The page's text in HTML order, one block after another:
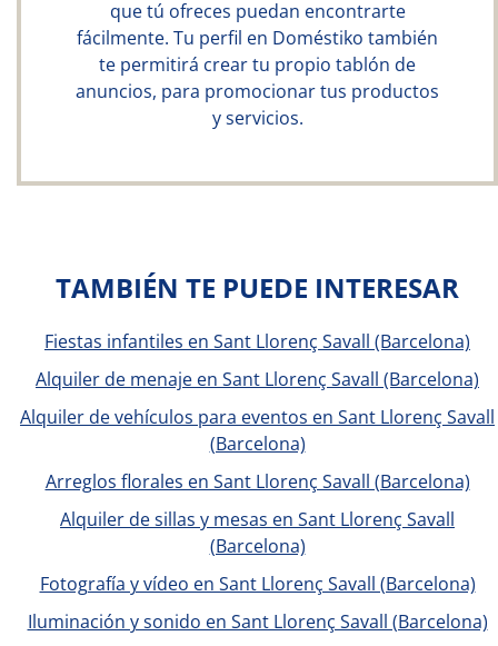
que tú ofreces puedan encontrarte
fácilmente. Tu perfil en Doméstiko también
te permitirá crear tu propio tablón de
anuncios, para promocionar tus productos
y servicios.
TAMBIÉN TE PUEDE INTERESAR
Fiestas infantiles en Sant Llorenç Savall (Barcelona)
Alquiler de menaje en Sant Llorenç Savall (Barcelona)
Alquiler de vehículos para eventos en Sant Llorenç Savall
(Barcelona)
Arreglos florales en Sant Llorenç Savall (Barcelona)
Alquiler de sillas y mesas en Sant Llorenç Savall
(Barcelona)
Fotografía y vídeo en Sant Llorenç Savall (Barcelona)
Iluminación y sonido en Sant Llorenç Savall (Barcelona)